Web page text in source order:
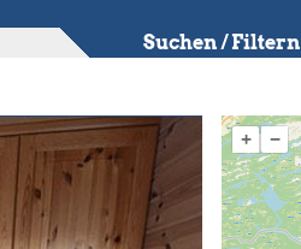
Suchen / Filtern
+ −